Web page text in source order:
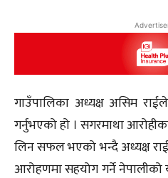
गाउँपालिका अध्यक्ष असिम
गर्नुभएको हो । सगरमाथा
लिन सफल भएको भन्दै अध्यक्ष
आरोहणमा सहयोग गर्ने